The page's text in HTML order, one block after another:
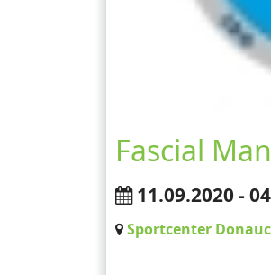
Fascial
11.09.2020 -
Sportcenter